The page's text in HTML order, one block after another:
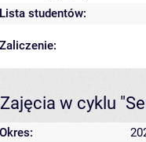
Lista studentów:
Zaliczenie:
Zajęcia w cyklu
Okres: